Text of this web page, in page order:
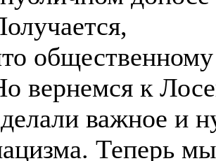
вернемся к
важное и
Теперь